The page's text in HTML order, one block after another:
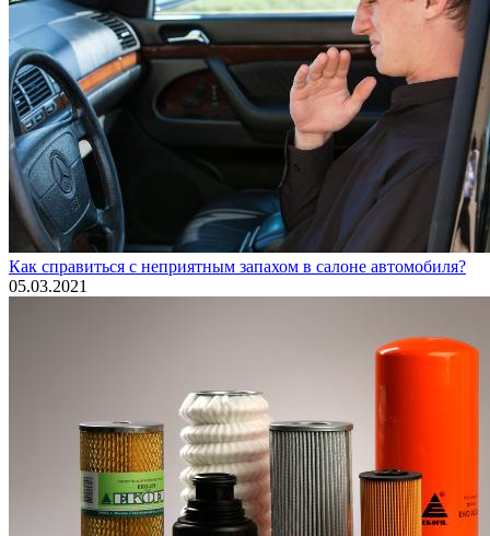
Как справиться с неприятным запахом в салоне автомобиля?
05.03.2021